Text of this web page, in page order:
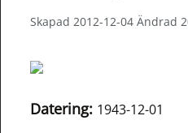
Skapad 2012-12-04 Ändrad
Datering: 1943-12-01